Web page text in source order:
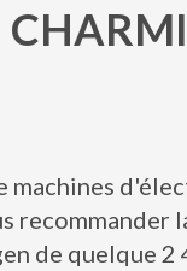
machines
recommander
de quelque 2